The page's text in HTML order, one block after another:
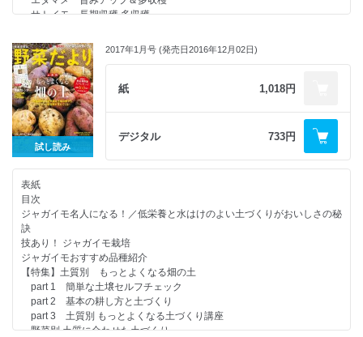
１ｍ超えも折れずに収穫できる！ 高級野菜「自然薯」のアッと驚く超ラ
高糖度メロンをつくるワザ 完熟自然落下栽培
プランターで手軽にネットメロンづくり 高糖度“ころたん”栽培術
大玉スイカをしっかり実らせるワザ 保温スタートダッシュ栽培
【連載】木嶋先生の比べてわかる野菜の“性格”第13回 浅根で悪食家トウ
モロコシと深根で美食家オクラ
【連載】［新連載］相関図でわかる植え合わせベストプラン(1) トマト
の親友は、ラッカセイ。バジルとは競い合って育つ「よきライバル」
応募者全員プレゼント
行列のできる 野菜だより相談所
【連載】［新連載］岡本よりたかさんのその作業、なぜやるの？(1) ト
マトの「芽かき」
次号予告／編集後記
読者アンケート
野菜よろず瓦版
【連載】季節の畑しごとと野菜づくりのアイデアを紹介！ 我が家の畑し
ごと［4月～5月］
体験農園マイファーム
読者プレゼント
試してよかった！ 気になるグッズ 支柱を結束するグッズ３種
サトイモ 長期収穫 多収穫
ベテラン菜園家のアイデア畝づくり ナスのU字型畝
ベテラン菜園家のアイデア畝づくり サツマイモの山型畝
苗から始める夏野菜
ガッテン農法 究極のミニ畝育苗術
【連載】西村和雄さんの畑の食いしん坊教室(40)［最終回］ 畑の中の変
わりもの編 パプリカ
【連載】福田流ノンストップ超混植栽培［最終回］ 試してよかった イ
モのアイデアマルチ栽培
気になる新製品クローズアップ 井関農機“ちょこプチ”でワクワク野菜づく
驚きのタネまきワザ
ニンジン…タネの手揉みまき
葉菜類…バラまき踏みつけまき
ジャガイモ…雑草で風よけ栽培
レタス…プチ客土まき
ネギ名人になる！
ネギのエンドレス栽培
ネギ栽培の基本
長ネギ、葉ネギのアイデア栽培
特別レポート 試してよかった！ 気になるグッズ サポートウェア「ラクニ
試し読み
2017年1月号 (発売日2016年12月02日)
紙 1,018円
デジタル 733円
表紙
目次
ジャガイモ名人になる！／低栄養と水はけのよい土づくりがおいしさの秘
訣
技あり！ ジャガイモ栽培
ジャガイモおすすめ品種紹介
【特集】土質別 もっとよくなる畑の土
part 1 簡単な土壌セルフチェック
part 2 基本の耕し方と土づくり
part 3 土質別 もっとよくなる土づくり講座
野菜別 土質に合わせた土づくり